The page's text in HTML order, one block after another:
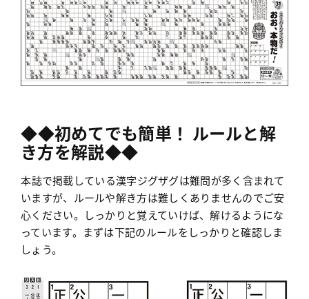
◆◆初めてでも簡単！ ルールと解
き方を解説◆◆
本誌で掲載している漢字ジグザグは難問が多く含まれて
いますが、ルールや解き方は難しくありませんのでご安
心ください。しっかりと覚えていけば、解けるようにな
っています。まずは下記のルールをしっかりと確認しま
しょう。